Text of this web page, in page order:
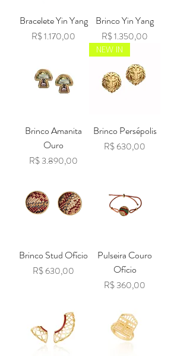
Bracelete Yin Yang
Preço
R$ 1.170,00
Brinco Yin Yang
Preço
R$ 1.350,00
Brinco Amanita
Ouro
Preço
R$ 3.890,00
NEW IN
Brinco Persépolis
Preço
R$ 630,00
Brinco Stud Ofício
Preço
R$ 630,00
Pulseira Couro
Ofício
Preço
R$ 360,00